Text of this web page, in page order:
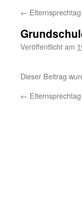
← Elternsprechtag
Veröffentlicht am
Dieser Beitrag
← Elternsprechtag